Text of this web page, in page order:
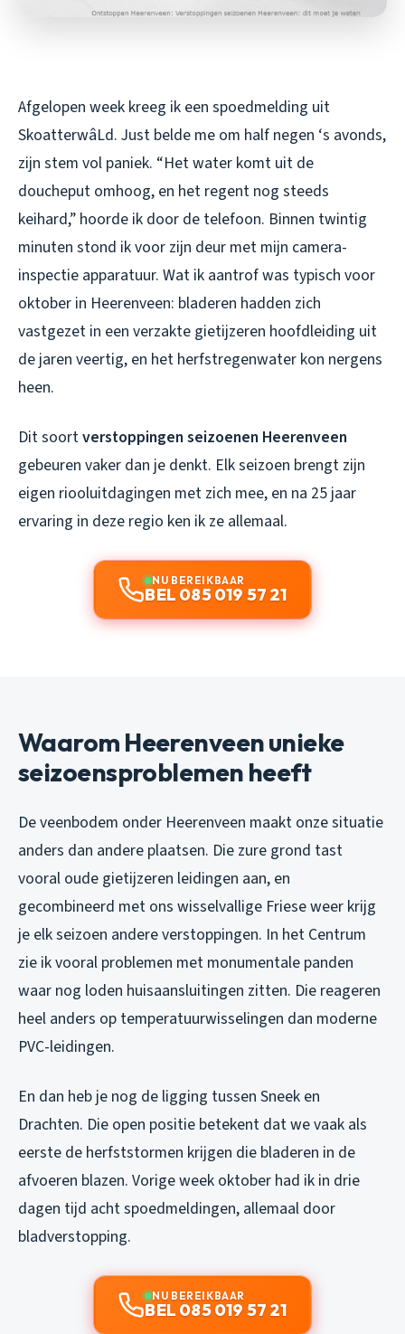
Afgelopen week kreeg ik een spoedmelding uit
SkoatterwâLd. Just belde me om half negen ‘s avonds,
zijn stem vol paniek. “Het water komt uit de
doucheput omhoog, en het regent nog steeds
keihard,” hoorde ik door de telefoon. Binnen twintig
minuten stond ik voor zijn deur met mijn camera-
inspectie apparatuur. Wat ik aantrof was typisch voor
oktober in Heerenveen: bladeren hadden zich
vastgezet in een verzakte gietijzeren hoofdleiding uit
de jaren veertig, en het herfstregenwater kon nergens
heen.
Dit soortverstoppingen seizoenen Heerenveen
gebeuren vaker dan je denkt. Elk seizoen brengt zijn
eigen riooluitdagingen met zich mee, en na 25 jaar
ervaring in deze regio ken ik ze allemaal.
NU BEREIKBAAR
BEL 085 019 57 21
Waarom Heerenveen unieke
seizoensproblemen heeft
De veenbodem onder Heerenveen maakt onze situatie
anders dan andere plaatsen. Die zure grond tast
vooral oude gietijzeren leidingen aan, en
gecombineerd met ons wisselvallige Friese weer krijg
je elk seizoen andere verstoppingen. In het Centrum
zie ik vooral problemen met monumentale panden
waar nog loden huisaansluitingen zitten. Die reageren
heel anders op temperatuurwisselingen dan moderne
PVC-leidingen.
En dan heb je nog de ligging tussen Sneek en
Drachten. Die open positie betekent dat we vaak als
eerste de herfststormen krijgen die bladeren in de
afvoeren blazen. Vorige week oktober had ik in drie
dagen tijd acht spoedmeldingen, allemaal door
bladverstopping.
NU BEREIKBAAR
BEL 085 019 57 21